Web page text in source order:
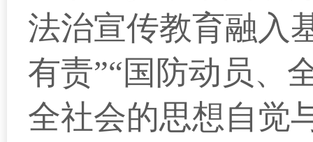
法治宣传教育融入
有责”“国防动员、
全社会的思想自觉